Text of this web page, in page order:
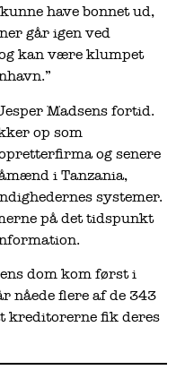
have bonnet ud,
går igen ved
kan være klumpet
Madsens fortid.
op som
og senere
i Tanzania,
systemer.
på det tidspunkt
dom kom først i
nåede flere af de 343
kreditorerne fik deres